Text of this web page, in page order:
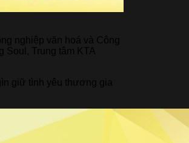
nghiệp văn hoá và Công
Soul, Trung tâm KTA
giữ tình yêu thương gia